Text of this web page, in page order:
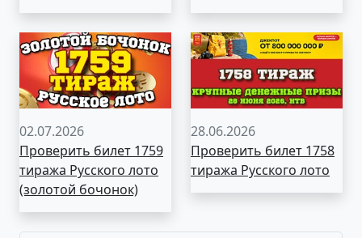
02.07.2026
Проверить билет 1759
тиража Русского лото
(золотой бочонок)
28.06.2026
Проверить билет 1758
тиража Русского лото